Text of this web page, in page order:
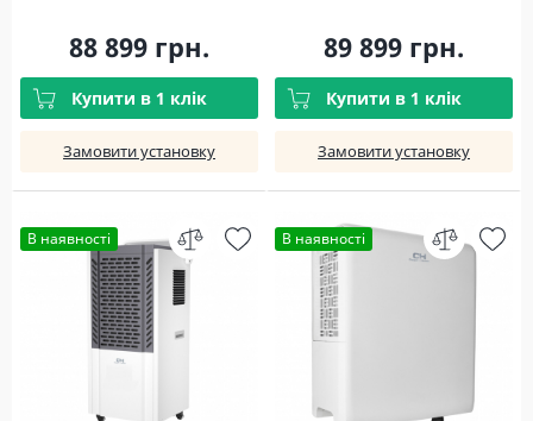
88 899 грн.
Купити в 1 клік
Замовити установку
89 899 грн.
Купити в 1 клік
Замовити установку
В наявності В наявності